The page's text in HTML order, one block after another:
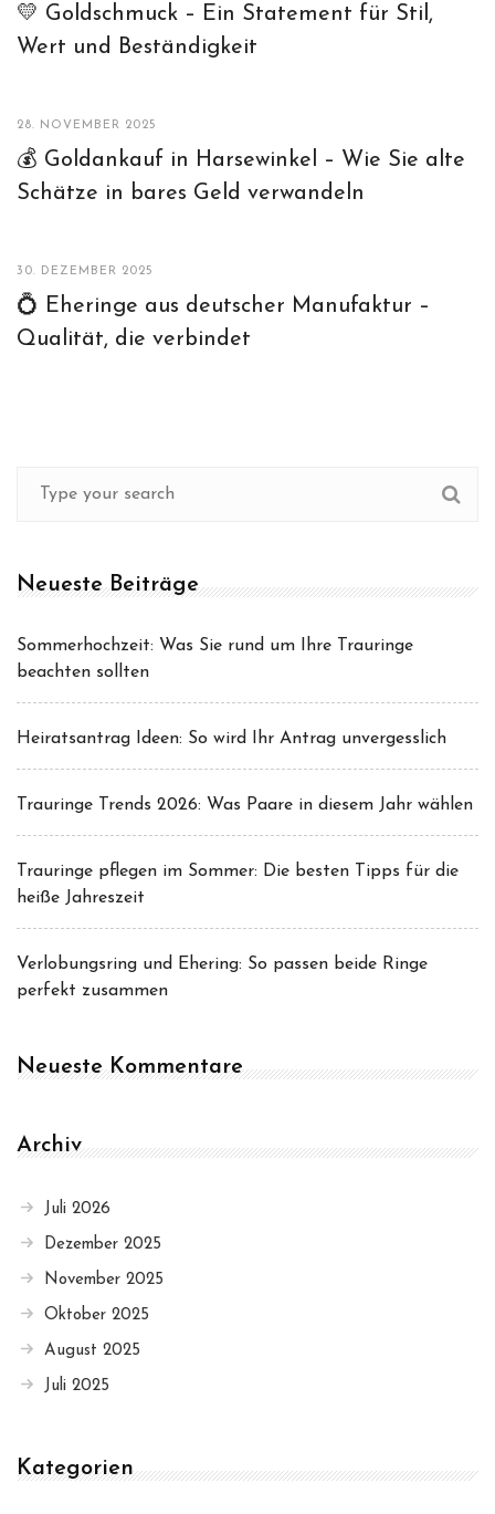
💛 Goldschmuck – Ein Statement für Stil,
Wert und Beständigkeit
28. NOVEMBER 2025
💰 Goldankauf in Harsewinkel – Wie Sie alte
Schätze in bares Geld verwandeln
30. DEZEMBER 2025
💍 Eheringe aus deutscher Manufaktur –
Qualität, die verbindet
Neueste Beiträge
Sommerhochzeit: Was Sie rund um Ihre Trauringe
beachten sollten
Heiratsantrag Ideen: So wird Ihr Antrag unvergesslich
Trauringe Trends 2026: Was Paare in diesem Jahr wählen
Trauringe pflegen im Sommer: Die besten Tipps für die
heiße Jahreszeit
Verlobungsring und Ehering: So passen beide Ringe
perfekt zusammen
Neueste Kommentare
Archiv
Juli 2026
Dezember 2025
November 2025
Oktober 2025
August 2025
Juli 2025
Kategorien